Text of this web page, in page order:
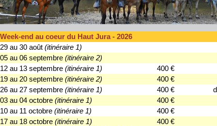
Week-end au coeur du Haut Jura - 2026
29 au 30 août (itinéraire 1)
05 au 06 septembre (itinéraire 2)
12 au 13 septembre (itinéraire 1)
400 €
19 au 20 septembre (itinéraire 2)
400 €
26 au 27 septembre (itinéraire 1) 400 €
03 au 04 octobre (itinéraire 1)
400 €
10 au 11 octobre (itinéraire 1)
400 €
17 au 18 octobre (itinéraire 1)
400 €